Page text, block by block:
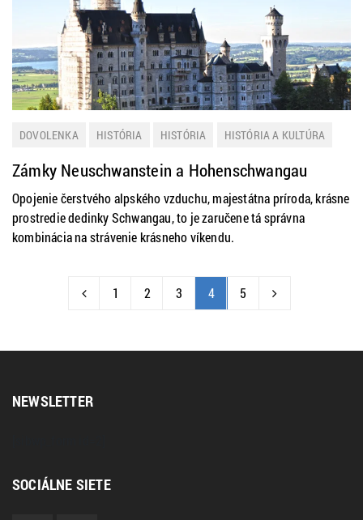
DOVOLENKA HISTÓRIA HISTÓRIA
HISTÓRIA A KULTÚRA
NEMECKO
TURISTIKA ZAHRANIČIE ZAUJÍMAVOSTI
Zámky Neuschwanstein a Hohenschwangau
Opojenie čerstvého alpského vzduchu, majestátna príroda, krásne
prostredie dedinky Schwangau, to je zaručene tá správna
kombinácia na strávenie krásneho víkendu.
1 2 3 4 5
NEWSLETTER
SOCIÁLNE SIETE